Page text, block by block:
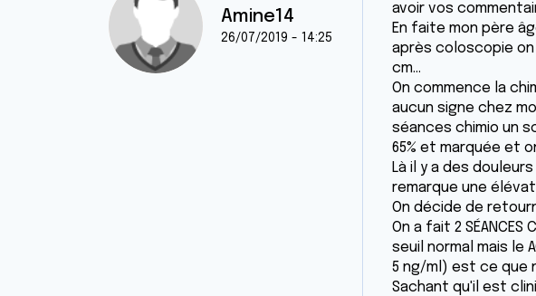
Amine14
26/07/2019 - 14:25
avoir vos
En faite mon père
après coloscopie on
cm...
On commence la
aucun signe chez
séances chimio un
65% et marquée et
Là il y a des
remarque une
On décide de
On a fait 2
seuil normal mais le
5 ng/ml) est ce que
Sachant qu'il est